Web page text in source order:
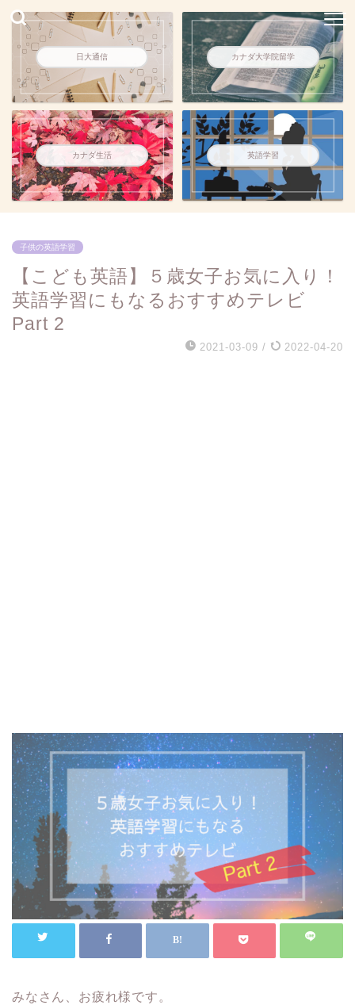
日大通信 カナダ大学院留学
カナダ生活 英語学習
子供の英語学習
【こども英語】５歳女子お気に入り！
英語学習にもなるおすすめテレビ
Part 2
2021-03-09 / 2022-04-20
みなさん、お疲れ様です。